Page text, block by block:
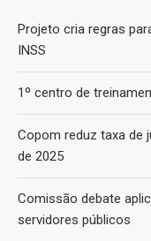
Projeto cria regras
INSS
1º centro de
Copom reduz taxa de
de 2025
Comissão debate
servidores públicos